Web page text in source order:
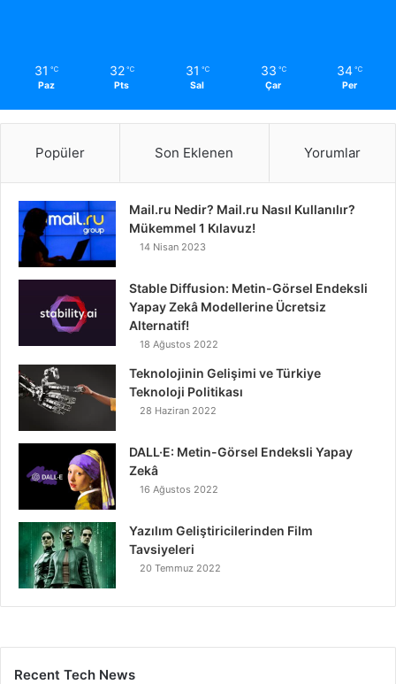
31 ℃
Paz
32 ℃
Pts
31 ℃
Sal
33 ℃
Çar
34 ℃
Per
Popüler Son Eklenen Yorumlar
Mail.ru Nedir? Mail.ru Nasıl Kullanılır?
Mükemmel 1 Kılavuz!
14 Nisan 2023
Stable Diffusion: Metin-Görsel Endeksli
Yapay Zekâ Modellerine Ücretsiz
Alternatif!
18 Ağustos 2022
Teknolojinin Gelişimi ve Türkiye
Teknoloji Politikası
28 Haziran 2022
DALL·E: Metin-Görsel Endeksli Yapay
Zekâ
16 Ağustos 2022
Yazılım Geliştiricilerinden Film
Tavsiyeleri
20 Temmuz 2022
Recent Tech News